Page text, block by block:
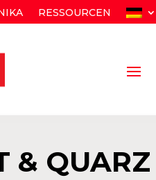
RESSOURCEN
& QUARZ